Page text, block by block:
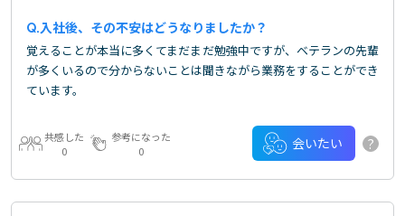
入社後、その不安はどうなりましたか？
覚えることが本当に多くてまだまだ勉強中ですが、ベテランの先輩
が多くいるので分からないことは聞きながら業務をすることができ
ています。
共感した
0
参考になった
0
会いたい ?